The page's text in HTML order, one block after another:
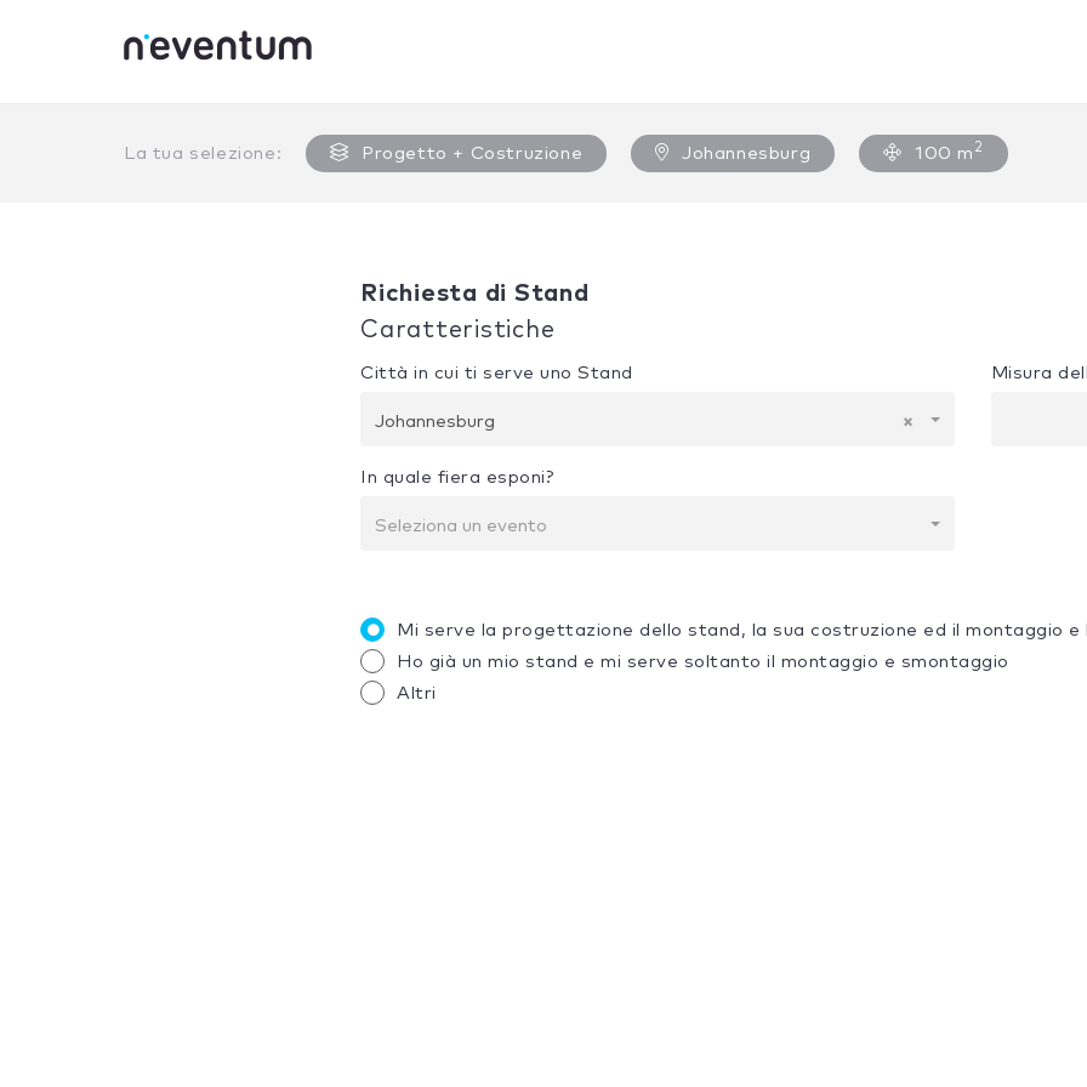
La tua selezione: Progetto + Costruzione Johannesburg 100 m 2
Richiesta di Stand
Caratteristiche
Città in cui ti serve uno Stand
×
Johannesburg
In quale fiera esponi?
Seleziona un evento
Misura
Mi serve la progettazione dello stand, la sua costruzione ed il montaggio e
Ho già un mio stand e mi serve soltanto il montaggio e smontaggio
Altri